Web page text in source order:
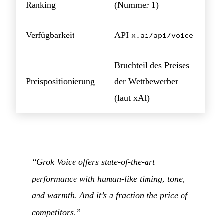
Ranking
(Nummer 1)
Verfügbarkeit API x.ai/api/voice
Preispositionierung
Bruchteil des Preises
der Wettbewerber
(laut xAI)
“Grok Voice offers state-of-the-art
performance with human-like timing, tone,
and warmth. And it’s a fraction the price of
competitors.”